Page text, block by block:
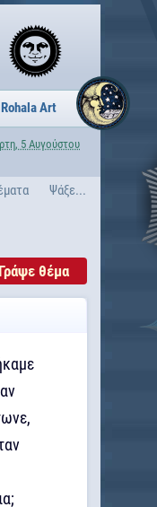
Rohala Art
5 Αυγούστου
Ψάξε...
Γράψε θέμα